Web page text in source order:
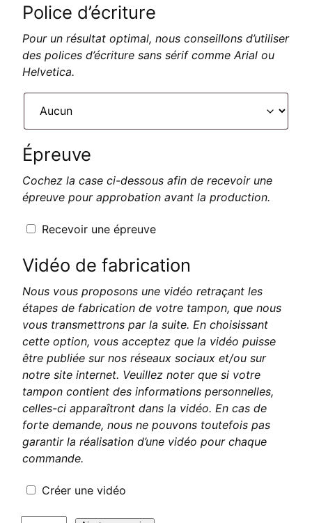
Police d’écriture
Pour un résultat optimal, nous conseillons d’utiliser
des polices d’écriture sans sérif comme Arial ou
Helvetica.
Épreuve
Cochez la case ci-dessous afin de recevoir une
épreuve pour approbation avant la production.
Recevoir une épreuve
Vidéo de fabrication
Nous vous proposons une vidéo retraçant les
étapes de fabrication de votre tampon, que nous
vous transmettrons par la suite. En choisissant
cette option, vous acceptez que la vidéo puisse
être publiée sur nos réseaux sociaux et/ou sur
notre site internet. Veuillez noter que si votre
tampon contient des informations personnelles,
celles-ci apparaîtront dans la vidéo. En cas de
forte demande, nous ne pouvons toutefois pas
garantir la réalisation d’une vidéo pour chaque
commande.
Créer une vidéo